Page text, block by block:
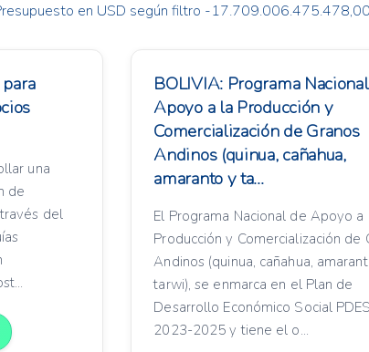
en USD según filtro -17.709.006.475.478,00
una
de
del
BOLIVIA: Programa
Apoyo a la Producción y
Comercialización de Granos
Andinos (quinua, cañahua,
amaranto y ta...
El Programa Nacional de Apoyo a
Producción y Comercialización de
Andinos (quinua, cañahua,
tarwi), se enmarca en el Plan de
Desarrollo Económico Social PDES
2023-2025 y tiene el o...